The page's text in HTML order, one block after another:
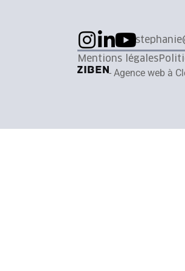
Mentions légales
- Agence web à